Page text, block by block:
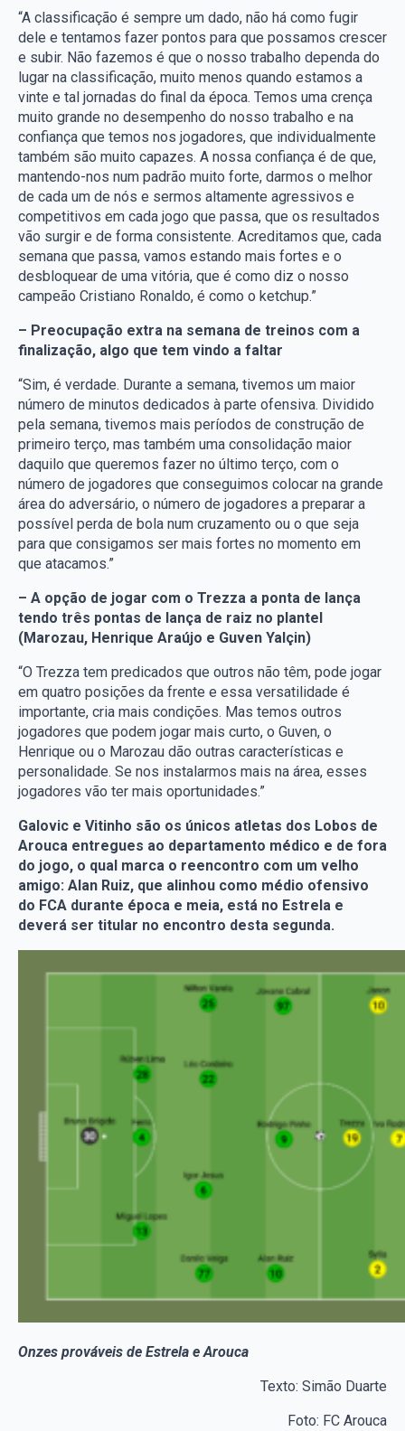
“A classificação é sempre um dado, não há como fugir
dele e tentamos fazer pontos para que possamos crescer
e subir. Não fazemos é que o nosso trabalho dependa do
lugar na classificação, muito menos quando estamos a
vinte e tal jornadas do final da época. Temos uma crença
muito grande no desempenho do nosso trabalho e na
confiança que temos nos jogadores, que individualmente
também são muito capazes. A nossa confiança é de que,
mantendo-nos num padrão muito forte, darmos o melhor
de cada um de nós e sermos altamente agressivos e
competitivos em cada jogo que passa, que os resultados
vão surgir e de forma consistente. Acreditamos que, cada
semana que passa, vamos estando mais fortes e o
desbloquear de uma vitória, que é como diz o nosso
campeão Cristiano Ronaldo, é como o ketchup.”
– Preocupação extra na semana de treinos com a
finalização, algo que tem vindo a faltar
“Sim, é verdade. Durante a semana, tivemos um maior
número de minutos dedicados à parte ofensiva. Dividido
pela semana, tivemos mais períodos de construção de
primeiro terço, mas também uma consolidação maior
daquilo que queremos fazer no último terço, com o
número de jogadores que conseguimos colocar na grande
área do adversário, o número de jogadores a preparar a
possível perda de bola num cruzamento ou o que seja
para que consigamos ser mais fortes no momento em
que atacamos.”
– A opção de jogar com o Trezza a ponta de lança
tendo três pontas de lança de raiz no plantel
(Marozau, Henrique Araújo e Guven Yalçin)
“O Trezza tem predicados que outros não têm, pode jogar
em quatro posições da frente e essa versatilidade é
importante, cria mais condições. Mas temos outros
jogadores que podem jogar mais curto, o Guven, o
Henrique ou o Marozau dão outras características e
personalidade. Se nos instalarmos mais na área, esses
jogadores vão ter mais oportunidades.”
Galovic e Vitinho são os únicos atletas dos Lobos de
Arouca entregues ao departamento médico e de fora
do jogo, o qual marca o reencontro com um velho
amigo: Alan Ruiz, que alinhou como médio ofensivo
do FCA durante época e meia, está no Estrela e
deverá ser titular no encontro desta segunda.
Onzes prováveis de Estrela e Arouca
Texto: Simão Duarte
Foto: FC Arouca